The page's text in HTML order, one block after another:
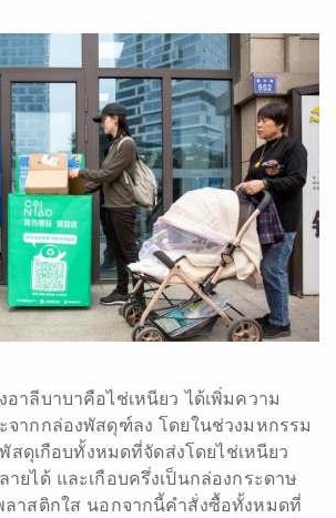
าลีบาบาคือไช่เหนียว ได้เพิ่มความ
จากกล่องพัสดุฑ์ลง โดยในช่วงมหกรรม
พัสดุเกือบทั้งหมดที่จัดส่งโดยไช่เหนียว
ยได้ และเกือบครึ่งเป็นกล่องกระดาษ
ลาสติกใส นอกจากนี้คำสั่งซื้อทั้งหมดที่